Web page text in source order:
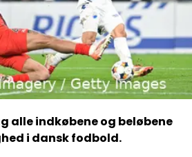
alle indkøbene og beløbene
i dansk fodbold.